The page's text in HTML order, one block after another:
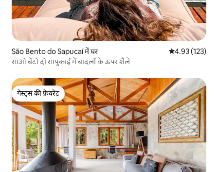
São Bento do Sapucaí में घर औसत रेटिंग 5 में से
4.93 (123)
साओ बेंटो दो सापुकाई में बादलों के ऊपर शैले
गेस्ट्स की फ़ेवरेट
गेस्ट्स की फ़ेवरेट